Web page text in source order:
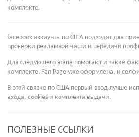
комплекте.
facebook аккаунты по США подходят для
проверки рекламной части и передачи
Для следующего этапа помогают и такие
комплекте, Fan Page уже оформлена, и
В этой связке по США первый вход лучше
входа, cookies и комплекта выдачи.
ПОЛЕЗНЫЕ ССЫЛКИ